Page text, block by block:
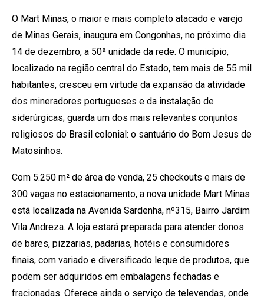
O Mart Minas, o maior e mais completo atacado e varejo
de Minas Gerais, inaugura em Congonhas, no próximo dia
14 de dezembro, a 50ª unidade da rede. O município,
localizado na região central do Estado, tem mais de 55 mil
habitantes, cresceu em virtude da expansão da atividade
dos mineradores portugueses e da instalação de
siderúrgicas; guarda um dos mais relevantes conjuntos
religiosos do Brasil colonial: o santuário do Bom Jesus de
Matosinhos.
Com 5.250 m² de área de venda, 25 checkouts e mais de
300 vagas no estacionamento, a nova unidade Mart Minas
está localizada na Avenida Sardenha, nº315, Bairro Jardim
Vila Andreza. A loja estará preparada para atender donos
de bares, pizzarias, padarias, hotéis e consumidores
finais, com variado e diversificado leque de produtos, que
podem ser adquiridos em embalagens fechadas e
fracionadas. Oferece ainda o serviço de televendas, onde